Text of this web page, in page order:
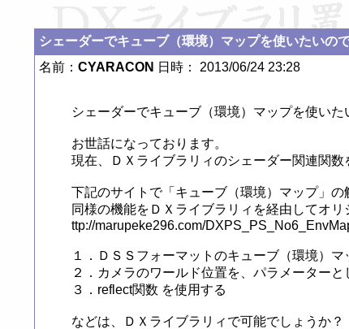
シェーダーでキューブ（環境）マップを使いたいの
名前： CYARACON 日時： 2013/06/24 23:28
シェーダーでキューブ（環境）マップを使いた
お世話になっております。
現在、ＤＸライブラリィのシェーダー関連関
下記のサイトで「キューブ（環境）マップ」の
同様の機能をＤＸライブラリィを経由してオ
ttp://marupeke296.com/
１．ＤＳＳフォーマットのキューブ（環境）マ
２．カメラのワールド位置を、パラメーター
３．reflect関数 を使用する
などは、ＤＸライブラリィで可能でしょうか？